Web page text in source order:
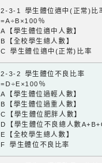
2-3-1 學生體位適中(正常)比
=A÷B×100％
A【學生體位適中人數】
B【全校學生總人數】
C 學生體位適中(正常)比率
2-3-2 學生體位不良比率
=D÷E×100％
A【學生體位過輕人數】
B【學生體位過重人數】
C【學生體位肥胖人數】
D【學生體位不良總人數
E【全校學生總人數】
F 學生體位不良比率